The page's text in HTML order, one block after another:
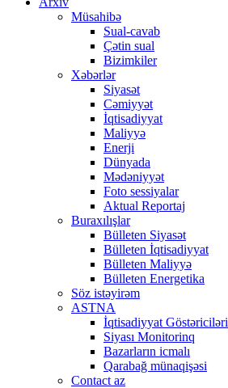
Müsahibə
Sual-cavab
Çətin sual
Bizimkiler
Xəbərlər
Siyasət
Cəmiyyət
İqtisadiyyat
Maliyyə
Enerji
Dünyada
Mədəniyyət
Foto sessiyalar
Aktual Reportaj
Buraxılışlar
Bülleten Siyasət
Bülleten İqtisadiyyat
Bülleten Maliyyə
Bülleten Energetika
Söz istəyirəm
ASTNA
İqtisadiyyat Göstəriciləri
Siyası Monitorinq
Bazarların icmalı
Qarabağ münaqişəsi
Contact az